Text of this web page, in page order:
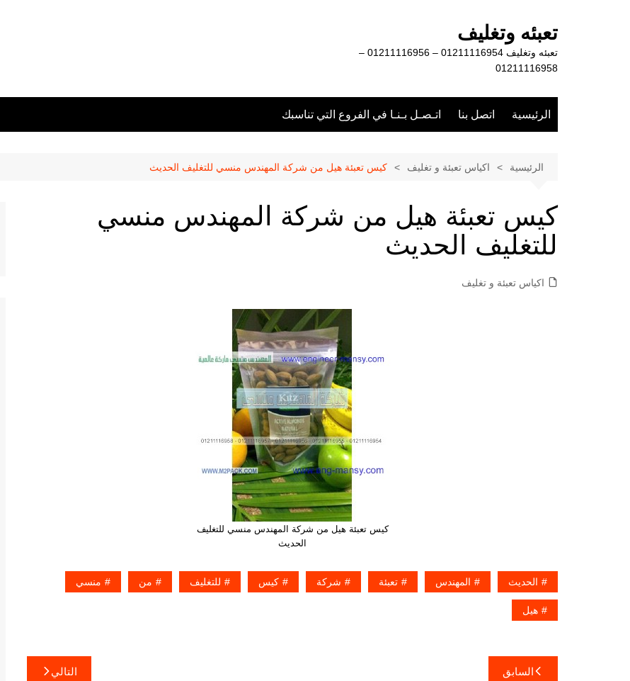
تعبئه وتغليف
تعبئه وتغليف 01211116954 – 01211116956 –
01211116958
الرئيسية اتصل بنا اتـصـل بـنـا في الفروع التي تناسبك
الرئيسية اكياس تعبئة و تغليف كيس تعبئة هيل من شركة المهندس منسي للتغليف الحديث
كيس تعبئة هيل من شركة المهندس منسي
للتغليف الحديث
اكياس تعبئة و تغليف
كيس تعبئة هيل من شركة المهندس منسي للتغليف
الحديث
الحديث المهندس تعبئة شركة كيس للتغليف من منسي
هيل
تصفّح
السابق التالي